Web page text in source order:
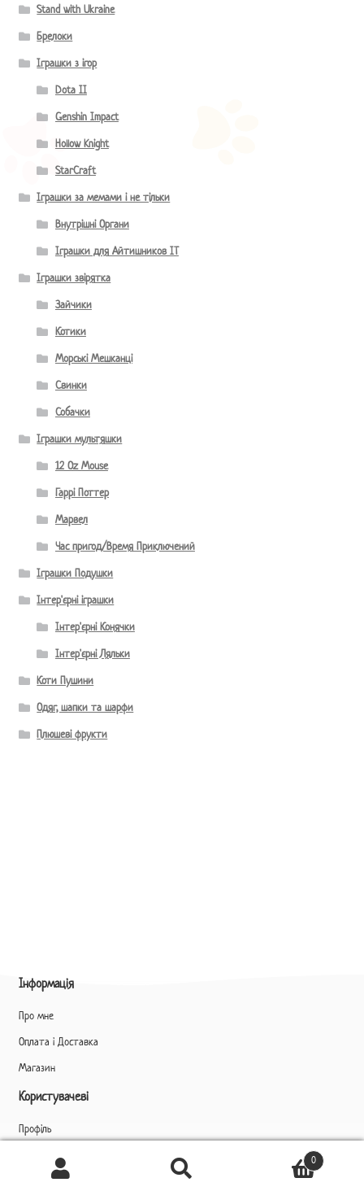
Stand with Ukraine
Брелоки
Іграшки з ігор
Dota II
Genshin Impact
Hollow Knight
StarCraft
Іграшки за мемами і не тільки
Внутрішні Органи
Іграшки для Айтишников IT
Іграшки звірятка
Зайчики
Котики
Морські Мешканці
Свинки
Собачки
Іграшки мультяшки
12 Oz Mouse
Гаррі Поттер
Марвел
Час пригод/Время Приключений
Іграшки Подушки
Інтер'єрні іграшки
Інтер'єрні Конячки
Інтер'єрні Ляльки
Коти Пушини
Одяг, шапки та шарфи
Плюшеві фрукти
Інформація
Про мне
Оплата і Доставка
Магазин
Користувачеві
Профіль
Ukrainian
Контакти
Шукати
0